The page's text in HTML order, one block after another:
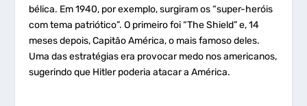
bélica. Em 1940, por exemplo, surgiram os “super-heróis
com tema patriótico”. O primeiro foi “The Shield” e, 14
meses depois, Capitão América, o mais famoso deles.
Uma das estratégias era provocar medo nos americanos,
sugerindo que Hitler poderia atacar a América.